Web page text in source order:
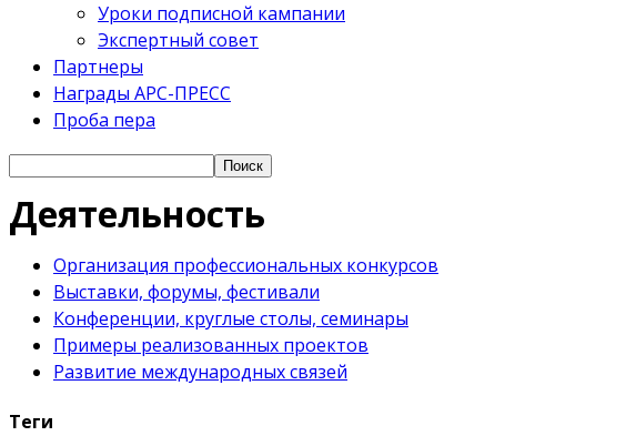
Уроки подписной кампании
Экспертный совет
Партнеры
Награды АРС-ПРЕСС
Проба пера
Деятельность
Организация профессиональных конкурсов
Выставки, форумы, фестивали
Конференции, круглые столы, семинары
Примеры реализованных проектов
Развитие международных связей
Теги